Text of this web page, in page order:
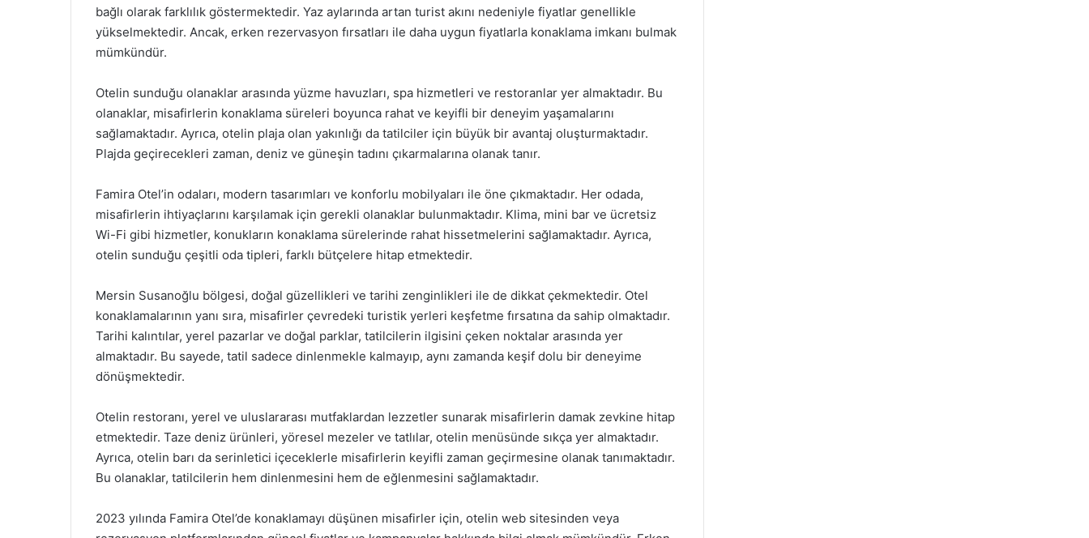
bağlı olarak farklılık göstermektedir. Yaz aylarında artan turist akını nedeniyle fiyatlar genellikle
yükselmektedir. Ancak, erken rezervasyon fırsatları ile daha uygun fiyatlarla konaklama imkanı bulmak
mümkündür.
Otelin sunduğu olanaklar arasında yüzme havuzları, spa hizmetleri ve restoranlar yer almaktadır. Bu
olanaklar, misafirlerin konaklama süreleri boyunca rahat ve keyifli bir deneyim yaşamalarını
sağlamaktadır. Ayrıca, otelin plaja olan yakınlığı da tatilciler için büyük bir avantaj oluşturmaktadır.
Plajda geçirecekleri zaman, deniz ve güneşin tadını çıkarmalarına olanak tanır.
Famira Otel’in odaları, modern tasarımları ve konforlu mobilyaları ile öne çıkmaktadır. Her odada,
misafirlerin ihtiyaçlarını karşılamak için gerekli olanaklar bulunmaktadır. Klima, mini bar ve ücretsiz
Wi-Fi gibi hizmetler, konukların konaklama sürelerinde rahat hissetmelerini sağlamaktadır. Ayrıca,
otelin sunduğu çeşitli oda tipleri, farklı bütçelere hitap etmektedir.
Mersin Susanoğlu bölgesi, doğal güzellikleri ve tarihi zenginlikleri ile de dikkat çekmektedir. Otel
konaklamalarının yanı sıra, misafirler çevredeki turistik yerleri keşfetme fırsatına da sahip olmaktadır.
Tarihi kalıntılar, yerel pazarlar ve doğal parklar, tatilcilerin ilgisini çeken noktalar arasında yer
almaktadır. Bu sayede, tatil sadece dinlenmekle kalmayıp, aynı zamanda keşif dolu bir deneyime
dönüşmektedir.
Otelin restoranı, yerel ve uluslararası mutfaklardan lezzetler sunarak misafirlerin damak zevkine hitap
etmektedir. Taze deniz ürünleri, yöresel mezeler ve tatlılar, otelin menüsünde sıkça yer almaktadır.
Ayrıca, otelin barı da serinletici içeceklerle misafirlerin keyifli zaman geçirmesine olanak tanımaktadır.
Bu olanaklar, tatilcilerin hem dinlenmesini hem de eğlenmesini sağlamaktadır.
2023 yılında Famira Otel’de konaklamayı düşünen misafirler için, otelin web sitesinden veya